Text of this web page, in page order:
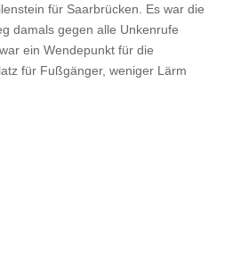
für Saarbrücken. Es war die
damals gegen alle Unkenrufe
ein Wendepunkt für die
für Fußgänger, weniger Lärm